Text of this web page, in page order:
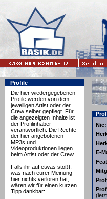
Profile
Die hier wiedergegebenen
Profile werden von dem
jeweiligen Artist oder der
Crew selber gepflegt. Für
die angezeigten Inhalte ist
der Profilinhaber
verantwortlich. Die Rechte
der hier angebotenen
MP3s und
Videoproduktionen liegen
beim Artist oder der Crew.
Falls ihr auf etwas stößt,
was nach eurer Meinung
hier nichts verloren hat,
wären wir für einen kurzen
Tipp dankbar:
Nic:
E-